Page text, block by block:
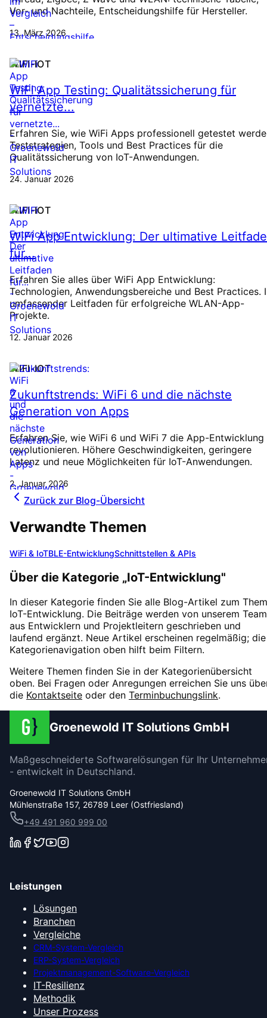
Vor- und Nachteile, Entscheidungshilfe für Hersteller.
13. März 2026
WIFI-IOT
WiFi App Testing: Qualitätssicherung für
vernetzte...
Erfahren Sie, wie WiFi Apps professionell getestet
Teststrategien, Tools und Best Practices für die
Qualitätssicherung von IoT-Anwendungen.
24. Januar 2026
WIFI-IOT
WiFi App Entwicklung: Der ultimative
für...
Erfahren Sie alles über WiFi App Entwicklung:
Technologien, Anwendungsbereiche und Best Practices.
umfassender Leitfaden für erfolgreiche WLAN-App-
Projekte.
12. Januar 2026
WIFI-IOT
Zukunftstrends: WiFi 6 und die nächste
Generation von Apps
Erfahren Sie, wie WiFi 6 und WiFi 7 die App-Entwicklung
revolutionieren. Höhere Geschwindigkeiten, geringere
Latenz und neue Möglichkeiten für IoT-Anwendungen.
2. Januar 2026
Zurück zur Blog-Übersicht
Verwandte Themen
WiFi & IoTBLE-EntwicklungSchnittstellen & APIs
Über die Kategorie „IoT-Entwicklung"
In dieser Kategorie finden Sie alle Blog-Artikel zum
IoT-Entwicklung. Die Beiträge werden von unserem Team
aus Entwicklern und Projektleitern geschrieben und
laufend ergänzt. Neue Artikel erscheinen regelmäßig; die
Kategorienavigation oben hilft beim Filtern.
Weitere Themen finden Sie in der Kategorienübersicht
oben. Bei Fragen oder Anregungen erreichen Sie uns
die Kontaktseite oder den Terminbuchungslink.
Groenewold IT Solutions GmbH
Maßgeschneiderte Softwarelösungen für Ihr
- entwickelt in Deutschland.
Groenewold IT Solutions GmbH
Mühlenstraße 157, 26789 Leer (Ostfriesland)
+49 491 960 999 00
Leistungen
Lösungen
Branchen
Vergleiche
CRM-System-Vergleich
ERP-System-Vergleich
Projektmanagement-Software-Vergleich
IT-Resilienz
Methodik
Unser Prozess